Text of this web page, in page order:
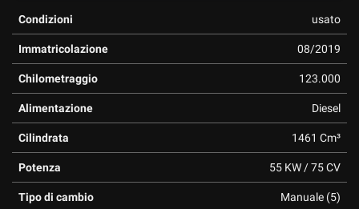
Condizioni usato
Immatricolazione 08/2019
Chilometraggio 123.000
Alimentazione Diesel
Cilindrata 1461 Cm³
Potenza 55 KW / 75 CV
Tipo di cambio Manuale (5)
scelte
in
qualsiasi
momento.
Cookie necessari